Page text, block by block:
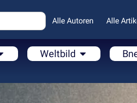
Alle Autoren Alle
Weltbild